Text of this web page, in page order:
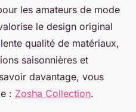
les amateurs de mode
le design original
qualité de matériaux,
saisonnières et
davantage, vous
: Zosha Collection.